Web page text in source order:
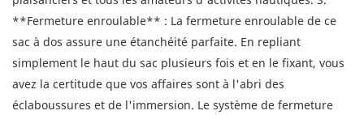
**Fermeture enroulable** : La fermeture enroulable de ce
sac à dos assure une étanchéité parfaite. En repliant
simplement le haut du sac plusieurs fois et en le fixant, vous
avez la certitude que vos affaires sont à l'abri des
éclaboussures et de l'immersion. Le système de fermeture